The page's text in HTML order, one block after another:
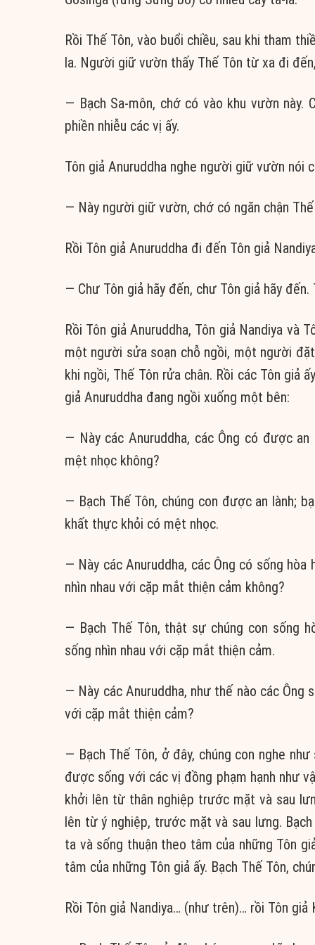
Rồi Thế Tôn, vào buổi chiều, sau khi tham
la. Người giữ vườn thấy Thế Tôn từ xa đi
— Bạch Sa-môn, chớ có vào khu vườn
phiền nhiễu các vị ấy.
Tôn giả Anuruddha nghe người giữ vườn nói
— Này người giữ vườn, chớ có ngăn chận
Rồi Tôn giả Anuruddha đi đến Tôn giả
— Chư Tôn giả hãy đến, chư Tôn giả hãy
Rồi Tôn giả Anuruddha, Tôn giả Nandiya và
một người sửa soạn chỗ ngồi, một người
khi ngồi, Thế Tôn rửa chân. Rồi các Tôn giả
giả Anuruddha đang ngồi xuống một bên:
— Này các Anuruddha, các Ông có được
mệt nhọc không?
— Bạch Thế Tôn, chúng con được an lành;
khất thực khỏi có mệt nhọc.
— Này các Anuruddha, các Ông có sống
nhìn nhau với cặp mắt thiện cảm không?
— Bạch Thế Tôn, thật sự chúng con sống
sống nhìn nhau với cặp mắt thiện cảm.
— Này các Anuruddha, như thế nào các Ông
với cặp mắt thiện cảm?
— Bạch Thế Tôn, ở đây, chúng con nghe
được sống với các vị đồng phạm hạnh như
khởi lên từ thân nghiệp trước mặt và sau
lên từ ý nghiệp, trước mặt và sau lưng.
ta và sống thuận theo tâm của những Tôn
tâm của những Tôn giả ấy. Bạch Thế Tôn,
Rồi Tôn giả Nandiya… (như trên)… rồi Tôn giả